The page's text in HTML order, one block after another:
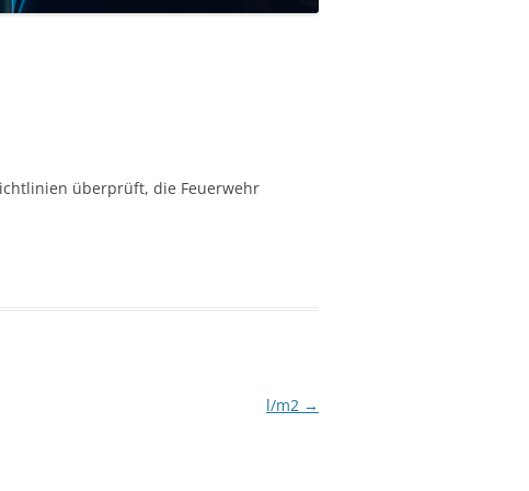
überprüft, die Feuerwehr
l/m2 →